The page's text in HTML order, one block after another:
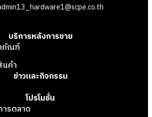
บริการหลังการขาย
ภัณฑ์
นค้า
ข่าวและกิจกรรม
โปรโมชั่น
รตลาด